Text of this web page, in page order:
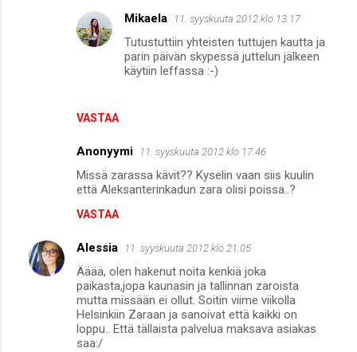
VASTAA
Mikaela 11. syyskuuta 2012 klo 13.17
Tutustuttiin yhteisten tuttujen kautta ja
parin päivän skypessä juttelun jälkeen
käytiin leffassa :-)
Anonyymi 11. syyskuuta 2012 klo 17.46
Missä zarassa kävit?? Kyselin vaan siis kuulin
että Aleksanterinkadun zara olisi poissa..?
VASTAA
Alessia 11. syyskuuta 2012 klo 21.05
Ääää, olen hakenut noita kenkiä joka
paikasta,jopa kaunasin ja tallinnan zaroista
mutta missään ei ollut. Soitin viime viikolla
Helsinkiin Zaraan ja sanoivat että kaikki on
loppu.. Että tällaista palvelua maksava asiakas
saa:/